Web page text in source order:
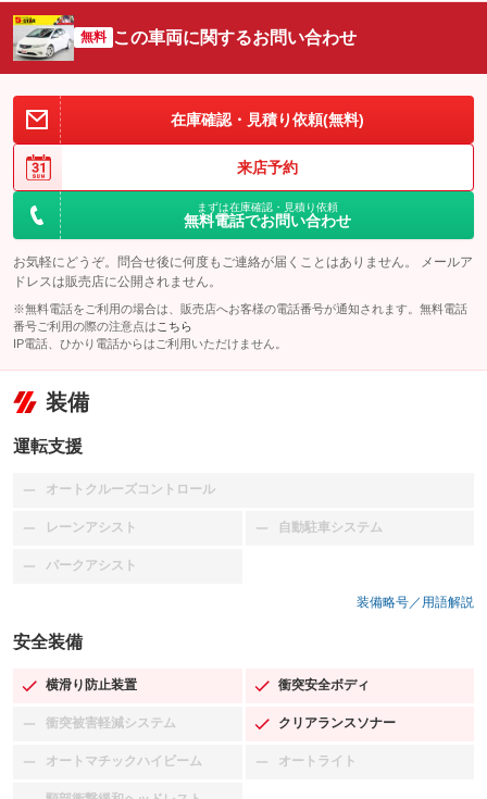
無料 この車両に関するお問い合わせ
在庫確認・見積り依頼(無料)
来店予約
まずは在庫確認・見積り依頼
無料電話でお問い合わせ
お気軽にどうぞ。問合せ後に何度もご連絡が届くことはありません。 メールア
ドレスは販売店に公開されません。
※無料電話をご利用の場合は、販売店へお客様の電話番号が通知されます。無料電話
番号ご利用の際の注意点は こちら
IP電話、ひかり電話からはご利用いただけません。
装備
運転支援
オートクルーズコントロール
：装備なし
レーンアシスト
：装備なし 自動駐車システム
：装備なし
パークアシスト
：装備なし
装備略号／用語解説
安全装備
横滑り防止装置
：装備あり 衝突安全ボディ
：装備あり
衝突被害軽減システム
：装備なし クリアランスソナー
：装備あり
オートマチックハイビーム
：装備なし オートライト
：装備なし